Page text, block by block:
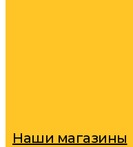
Наши магазины